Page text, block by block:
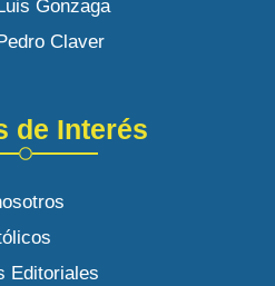
Gonzaga
Claver
de Interés
Editoriales